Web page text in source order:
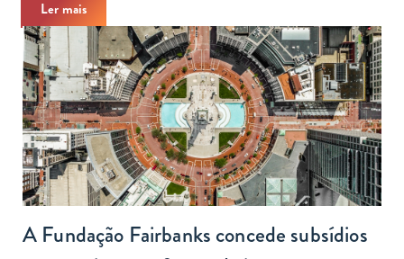
Ler mais
A Fundação Fairbanks concede subsídios